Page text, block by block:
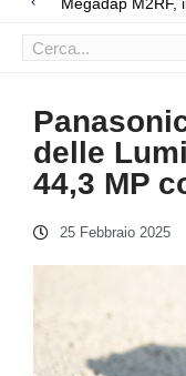
delle
44,3 MP
25 Febbraio 2025